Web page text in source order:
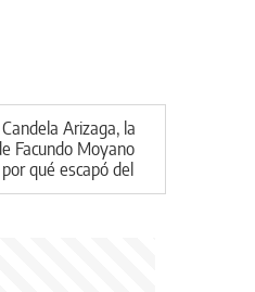
Arizaga, la
Facundo Moyano
qué escapó del